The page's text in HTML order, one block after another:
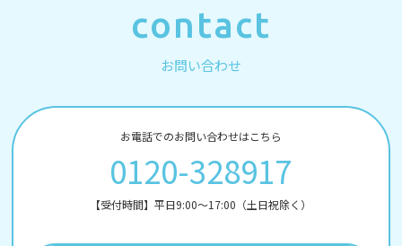
contact
お問い合わせ
お電話でのお問い合わせはこちら
0120-328917
【受付時間】平日9:00～17:00（土日祝除く）